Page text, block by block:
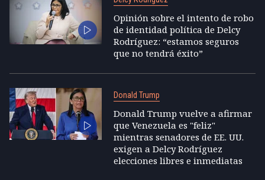
Opinión sobre el intento de robo
de identidad política de Delcy
Rodríguez: “estamos seguros
que no tendrá éxito”
Donald Trump
Donald Trump vuelve a afirmar
que Venezuela es "feliz"
mientras senadores de EE. UU.
exigen a Delcy Rodríguez
elecciones libres e inmediatas